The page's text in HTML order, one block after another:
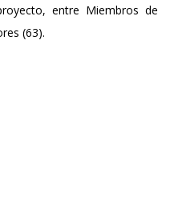
entre Miembros de
(63).